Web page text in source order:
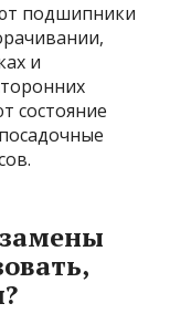
подшипники
и
состояние